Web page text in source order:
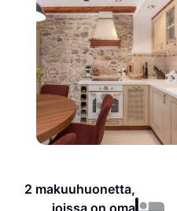
2 makuuhuonetta,
joissa on oma